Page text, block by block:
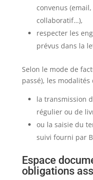
convenus
collaboratif…),
respecter les
prévus dans la
Selon le mode de
passé), les
la transmission
régulier ou de
ou la saisie du
suivi fourni par
Espace
obligations